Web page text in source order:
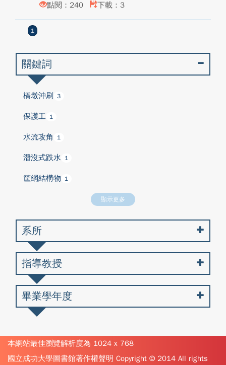
點閱：240
下載：3
1
關鍵詞
橋墩沖刷 3
保護工 1
水流攻角 1
潛沒式跌水 1
筐網結構物 1
顯示更多
系所
指導教授
畢業學年度
本網站最佳瀏覽解析度為 1024 x 768
國立成功大學圖書館著作權聲明 Copyright © 2014 All rights